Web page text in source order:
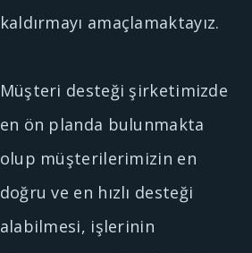
kaldırmayı amaçlamaktayız.
Müşteri desteği şirketimizde
en ön planda bulunmakta
olup müşterilerimizin en
doğru ve en hızlı desteği
alabilmesi, işlerinin